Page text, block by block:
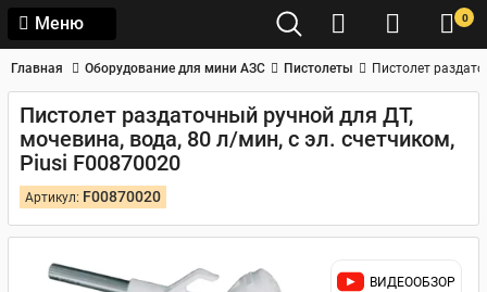
Меню 0
Главная Оборудование для мини АЗС Пистолеты Пистолет
Пистолет раздаточный ручной для ДТ,
мочевина, вода, 80 л/мин, с эл. счетчиком,
Piusi F00870020
Артикул: F00870020
ВИДЕООБЗОР